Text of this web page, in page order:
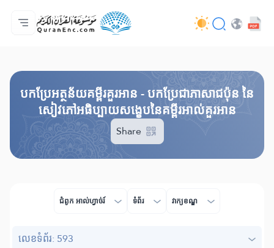
ទំព័រ​ដេីម
មាតិកានៃការបកប្រែ
Audio
សេវាកម្មសម្រាប់អ្នកអភិវឌ្ឍន៍ - API
អំពី​គម្រោង
ទំនាក់ទំងមកកាន់យើងខ្ញុំ
ភាសា
បកប្រែអត្ថន័យគម្ពីរគួរអាន - បកប្រែជាភាសាជប៉ុន នៃ
សៀវភៅអធិប្បាយសង្ខេបនៃគម្ពីរអាល់គួរអាន
Share
ជំពូក​ អាល់ហ្វាច់រ៍ ទំព័រ វាក្យខណ្ឌ
លេខ​ទំព័រ: 593